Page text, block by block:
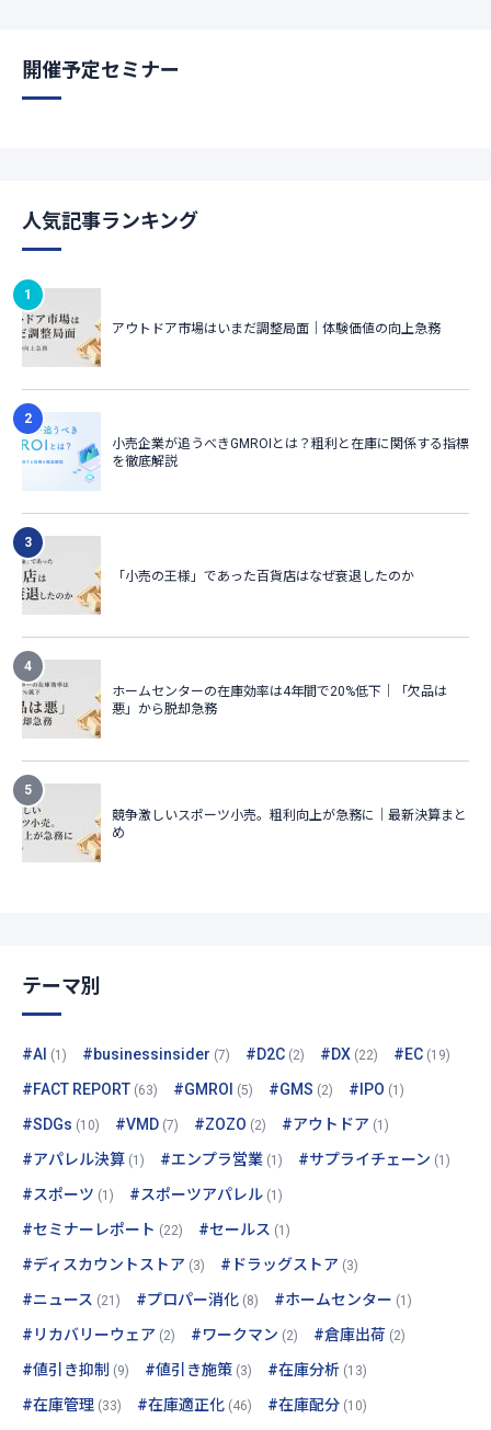
開催予定セミナー
人気記事ランキング
テーマ別
#AI (1) #businessinsider (7) #D2C (2) #DX (22) #EC (19)
#FACT REPORT (63) #GMROI (5) #GMS (2) #IPO (1)
#SDGs (10) #VMD (7) #ZOZO (2) #アウトドア (1)
#アパレル決算 (1) #エンプラ営業 (1) #サプライチェーン (1)
#スポーツ (1) #スポーツアパレル (1)
#セミナーレポート (22) #セールス (1)
#ディスカウントストア (3) #ドラッグストア (3)
#ニュース (21) #プロパー消化 (8) #ホームセンター (1)
#リカバリーウェア (2) #ワークマン (2) #倉庫出荷 (2)
#値引き抑制 (9) #値引き施策 (3) #在庫分析 (13)
#在庫管理 (33) #在庫適正化 (46) #在庫配分 (10)